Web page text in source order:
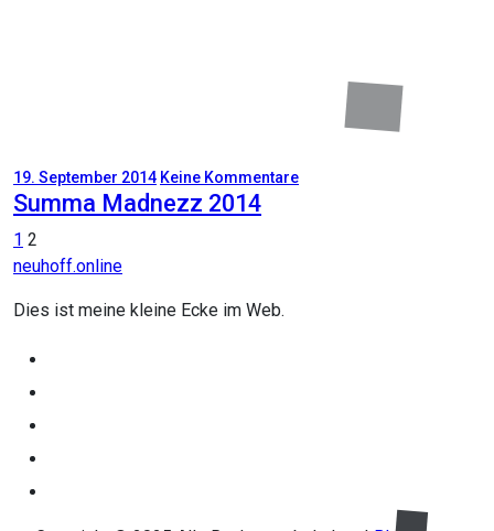
19. September 2014 Keine Kommentare
Summa Madnezz 2014
Seitennummerierung
der
Beiträge
1 2
neuhoff.online
Dies ist meine kleine Ecke im Web.